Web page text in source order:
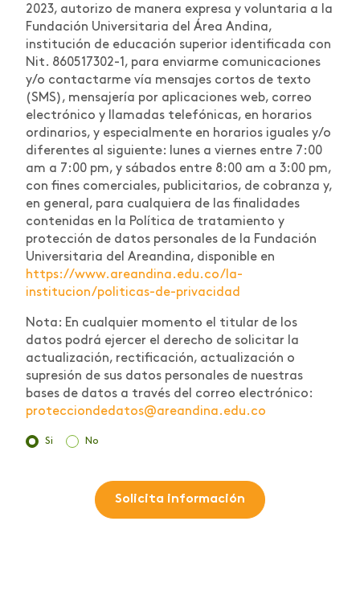
2023, autorizo de manera expresa y voluntaria a la
Fundación Universitaria del Área Andina,
institución de educación superior identificada con
Nit. 860517302-1, para enviarme comunicaciones
y/o contactarme vía mensajes cortos de texto
(SMS), mensajería por aplicaciones web, correo
electrónico y llamadas telefónicas, en horarios
ordinarios, y especialmente en horarios iguales y/o
diferentes al siguiente: lunes a viernes entre 7:00
am a 7:00 pm, y sábados entre 8:00 am a 3:00 pm,
con fines comerciales, publicitarios, de cobranza y,
en general, para cualquiera de las finalidades
contenidas en la Política de tratamiento y
protección de datos personales de la Fundación
Universitaria del Areandina, disponible en
https://www.areandina.edu.co/la-
institucion/politicas-de-privacidad
Nota: En cualquier momento el titular de los
datos podrá ejercer el derecho de solicitar la
actualización, rectificación, actualización o
supresión de sus datos personales de nuestras
bases de datos a través del correo electrónico:
protecciondedatos@areandina.edu.co
Si No
Solicita información